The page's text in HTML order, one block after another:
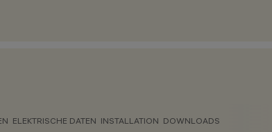
ELEKTRISCHE DATEN INSTALLATION DOWNLOADS